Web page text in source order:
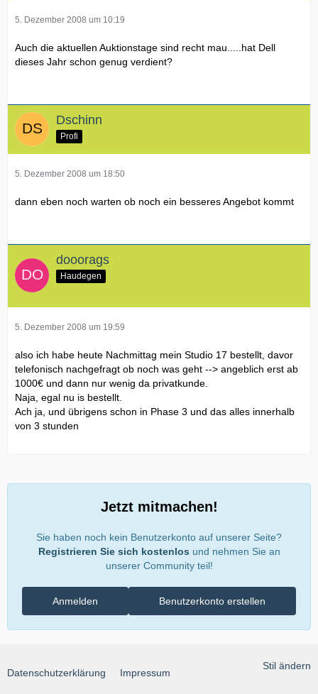
5. Dezember 2008 um 10:19
Auch die aktuellen Auktionstage sind recht mau.....hat Dell
dieses Jahr schon genug verdient?
Dschinn
Profi
5. Dezember 2008 um 18:50
dann eben noch warten ob noch ein besseres Angebot kommt
dooorags
Haudegen
5. Dezember 2008 um 19:59
also ich habe heute Nachmittag mein Studio 17 bestellt, davor
telefonisch nachgefragt ob noch was geht --> angeblich erst ab
1000€ und dann nur wenig da privatkunde.
Naja, egal nu is bestellt.
Ach ja, und übrigens schon in Phase 3 und das alles innerhalb
von 3 stunden
Jetzt mitmachen!
Sie haben noch kein Benutzerkonto auf unserer Seite?
Registrieren Sie sich kostenlos und nehmen Sie an
unserer Community teil!
Benutzerkonto erstellen
Anmelden
Stil ändern
Datenschutzerklärung Impressum